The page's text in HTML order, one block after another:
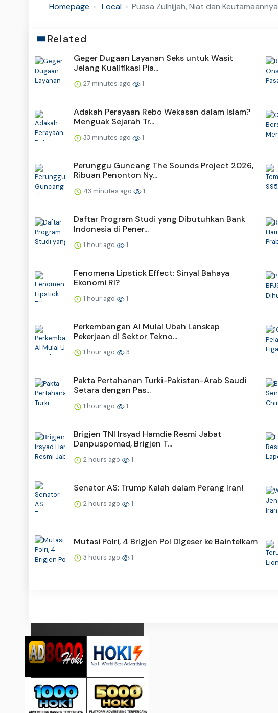
Homepage Local Puasa Zulhijjah, Niat dan Keutamaannya
Related
Geger Dugaan Layanan Seks untuk Wasit
Jelang Kualifikasi Pia...
27 minutes ago 1
Adakah Perayaan Rebo Wekasan dalam Islam?
Menguak Sejarah Tr...
33 minutes ago 1
Perunggu Guncang The Sounds Project 2026,
Ribuan Penonton Ny...
43 minutes ago 1
Daftar Program Studi yang Dibutuhkan Bank
Indonesia di Pener...
1 hour ago 1
Fenomena Lipstick Effect: Sinyal Bahaya
Ekonomi RI?
1 hour ago 1
Perkembangan AI Mulai Ubah Lanskap
Pekerjaan di Sektor Tekno...
1 hour ago 3
Pakta Pertahanan Turki-Pakistan-Arab Saudi
Setara dengan Pas...
1 hour ago 1
Brigjen TNI Irsyad Hamdie Resmi Jabat
Danpuspomad, Brigjen T...
2 hours ago 1
Senator AS: Trump Kalah dalam Perang Iran!
2 hours ago 1
Mutasi Polri, 4 Brigjen Pol Digeser ke Baintelkam
3 hours ago 1